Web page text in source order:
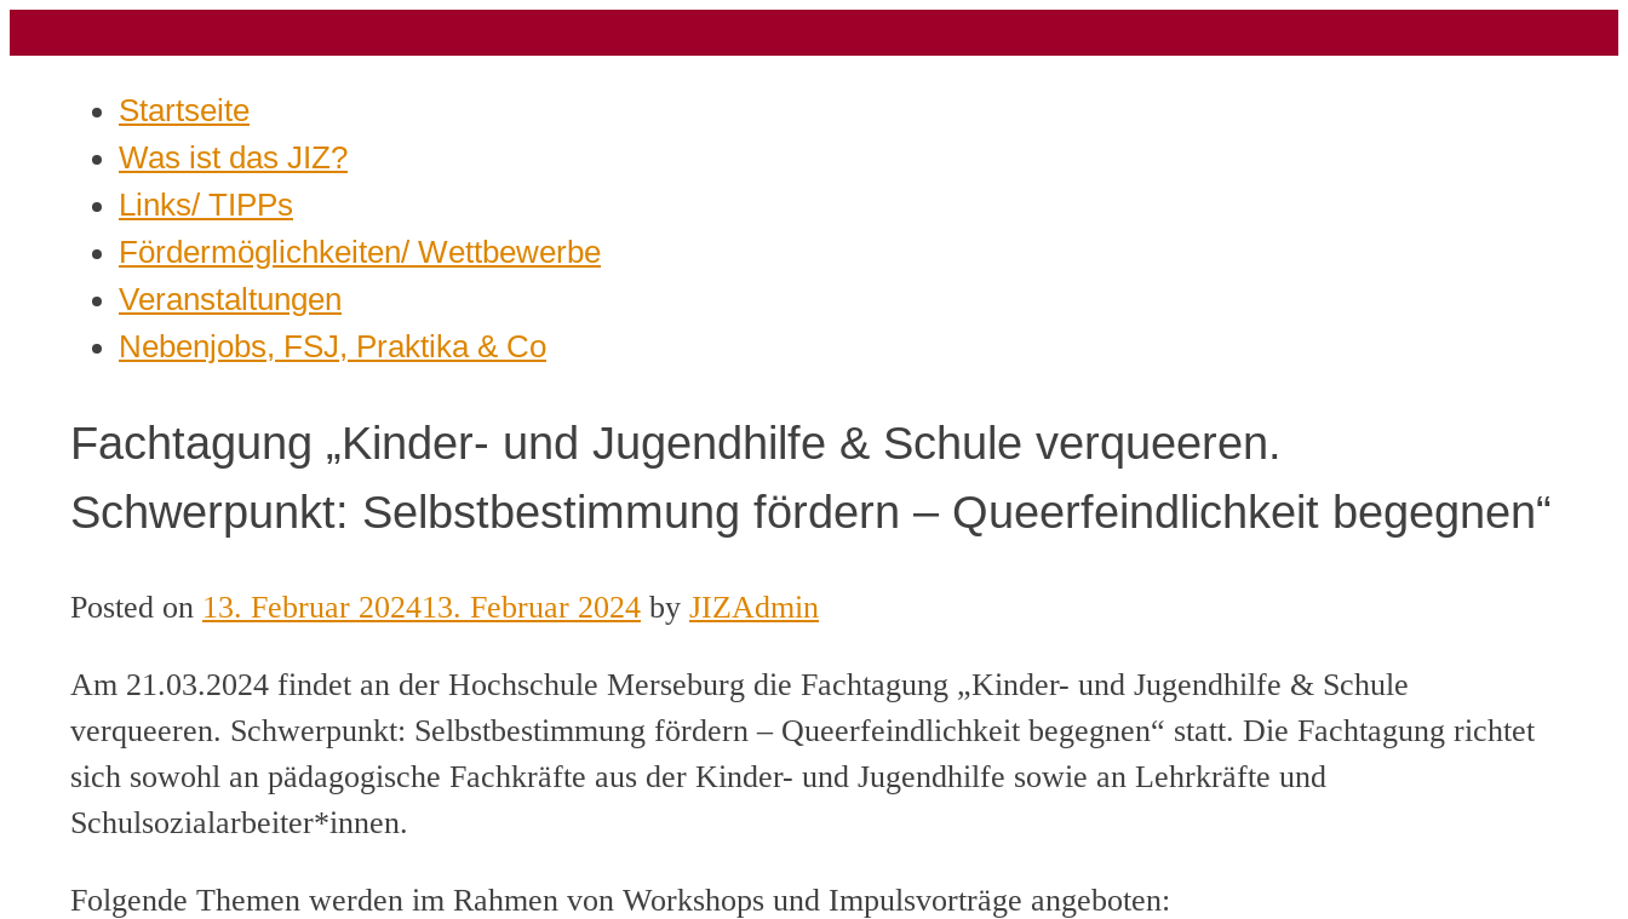
Startseite
Was ist das JIZ?
Links/ TIPPs
Fördermöglichkeiten/ Wettbewerbe
Veranstaltungen
Nebenjobs, FSJ, Praktika & Co
Fachtagung „Kinder- und Jugendhilfe & Schule verqueeren.
Schwerpunkt: Selbstbestimmung fördern – Queerfeindlichkeit begegnen“
Posted on 13. Februar 202413. Februar 2024 by JIZAdmin
Am 21.03.2024 findet an der Hochschule Merseburg die Fachtagung „Kinder- und Jugendhilfe & Schule
verqueeren. Schwerpunkt: Selbstbestimmung fördern – Queerfeindlichkeit begegnen“ statt. Die Fachtagung richtet
sich sowohl an pädagogische Fachkräfte aus der Kinder- und Jugendhilfe sowie an Lehrkräfte und
Schulsozialarbeiter*innen.
Folgende Themen werden im Rahmen von Workshops und Impulsvorträge angeboten: